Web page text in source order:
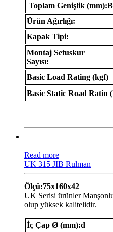
Toplam Genişlik (mm):B
Ürün Ağırlığı:
Kapak Tipi:
Montaj Setuskur
Sayısı:
Basic Load Rating (kgf)
Basic Static Road Ratin
Read more
UK 315 JIB Rulman
Ölçü:75x160x42
UK Serisi ürünler
olup yüksek kalitelidir.
İç Çap Ø (mm):d